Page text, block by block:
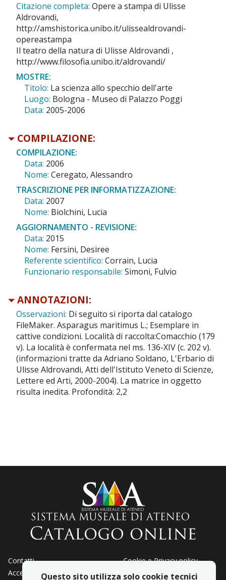
Citazione completa: Opere a stampa di Ulisse
Aldrovandi,
http://amshistorica.unibo.it/ulissealdrovandi-
opereastampa
Il teatro della natura di Ulisse Aldrovandi ,
http://www.filosofia.unibo.it/aldrovandi/
MOSTRE:
Titolo: La scienza allo specchio dell'arte
Luogo: Bologna - Museo di Palazzo Poggi
Data: 2005-2006
COMPILAZIONE:
COMPILAZIONE:
Data: 2006
Nome: Ceregato, Alessandro
TRASCRIZIONE PER INFORMATIZZAZIONE:
Data: 2007
Nome: Biolchini, Lucia
AGGIORNAMENTO - REVISIONE:
Data: 2015
Nome: Fersini, Desiree
Referente scientifico: Corrain, Lucia
Funzionario responsabile: Simoni, Fulvio
ANNOTAZIONI:
Osservazioni: Di seguito si riporta dal catalogo
FileMaker. Asparagus maritimus L.; Esemplare in
cattive condizioni. Località di raccolta:Comacchio (179
v). La località è confermata nel ms. 136-XIV (c. 202 v).
(informazioni tratte da Adriano Soldano, L'Erbario di
Ulisse Aldrovandi, Atti dell'Istituto Veneto di Scienze,
Lettere ed Arti, 2000-2004). La matrice in oggetto
risulta inedita. Profondità: 2,2
Contatti
Accessibiltà
Cookie e Privacy policy
Crediti
Questo sito utilizza solo cookie tecnici